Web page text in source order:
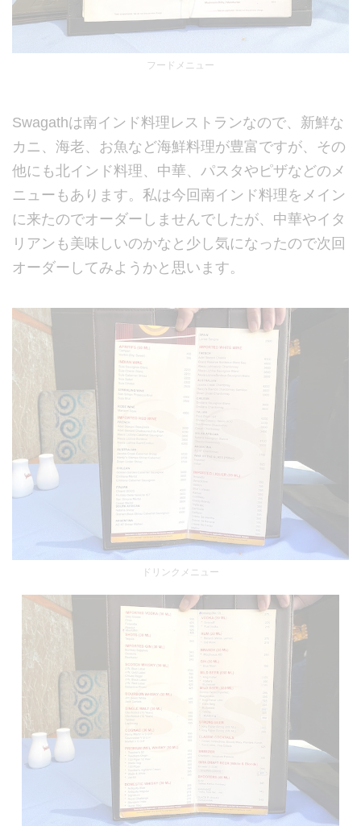
フードメニュー
Swagathは南インド料理レストランなので、新鮮な
カニ、海老、お魚など海鮮料理が豊富ですが、その
他にも北インド料理、中華、パスタやピザなどのメ
ニューもあります。私は今回南インド料理をメイン
に来たのでオーダーしませんでしたが、中華やイタ
リアンも美味しいのかなと少し気になったので次回
オーダーしてみようかと思います。
ドリンクメニュー